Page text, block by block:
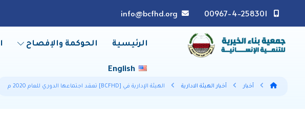
00967-4-258301
info@bcfhd.org
الرئيسية الحوكمة والإفصاح
English
أخبار أخبار الهيئة الادارية الهيئة الإدارية في [BCFHD] تعقد اجتماعها الدوري للعام 2020 م